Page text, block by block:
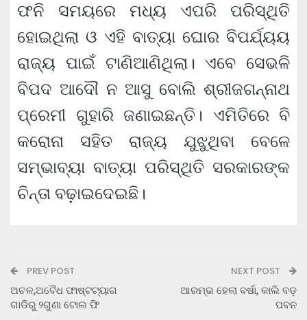
ଫନି ସମୟରେ ମଧ୍ୟ ଏପରି ପରିସ୍ଥିତି
ହୋଇଥିଲା ଓ ଏହି ବାତ୍ୟା ଘୋର ବିପର୍ଯ୍ୟୟ
ରାଜ୍ୟ ପାଇଁ ଟାଣିଆଣିଥିଲା। ଏବେ ସେଭଳି
ବିପଦ ଆଦୌ ନ ଆସୁ ବୋଲି ଶ୍ରୀଜଗନ୍ନାଥ
ପ୍ରେମୀ ଗୁହାରି ଜଣାଇଛନ୍ତି। ଏମିତିରେ ବି
କରୋନା ସହିତ ରାଜ୍ୟ ଯୁଝୁଥିବା ବେଳେ
ସମ୍ଭାବ୍ୟା ବାତ୍ୟା ପରିସ୍ଥିତି ସରକାରଙ୍କ
ଚିନ୍ତା ବଢ଼ାଇଦେଇଛି।
PREV POST
ଅଚଳ,ଅବୈଧ ଫାଷ୍ଟଟ୍ୟାଗ
ଗାଡିରୁ ୨ଗୁଣା ଟୋଲ ଫି
NEXT POST
ଆରମ୍ଭ ହେଲା ବର୍ଷା, କାଲି ବଡ଼
ପବନ